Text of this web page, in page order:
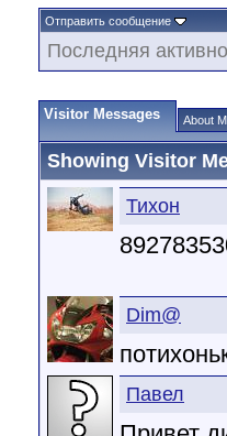
Отправить сообщение
Последняя
Visitor Messages About
Showing Visitor
Тихон
Dim@
Павел